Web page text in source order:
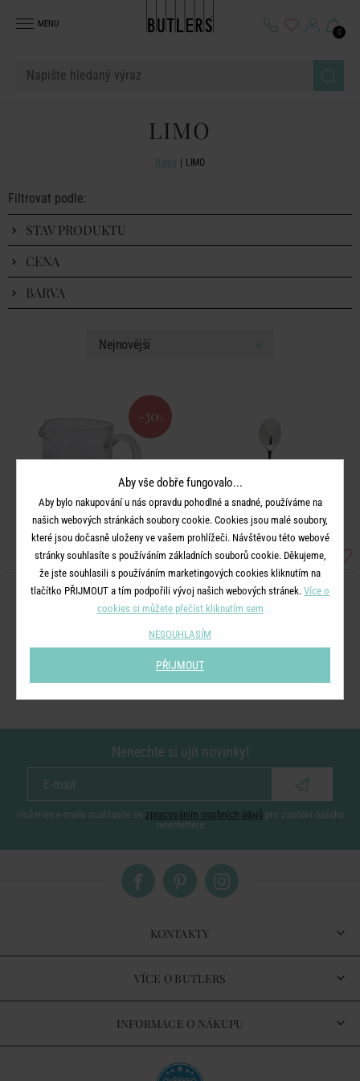
MENU
0
LIMO
Domů LIMO
Filtrovat podle:
STAV PRODUKTU
CENA
BARVA
-30 %
LIMO
Džbán citrony a pomeranče 1 l
699 Kč
LIMO
Lžička longdrink
Nenechte si ujít novinky!
vložením e-mailu souhlasíte se zpracováním osobních údajů pro zasílání našeho
newsletteru
KONTAKTY
VÍCE O BUTLERS
INFORMACE O NÁKUPU
Aby vše dobře fungovalo...
Aby bylo nakupování u nás opravdu pohodlné a snadné, používáme na
našich webových stránkách soubory cookie. Cookies jsou malé soubory,
které jsou dočasně uloženy ve vašem prohlížeči. Návštěvou této webové
stránky souhlasíte s používáním základních souborů cookie. Děkujeme,
že jste souhlasili s používáním marketingových cookies kliknutím na
tlačítko PŘIJMOUT a tím podpořili vývoj našich webových stránek. Více o
cookies si můžete přečíst kliknutím sem
NESOUHLASÍM
PŘIJMOUT